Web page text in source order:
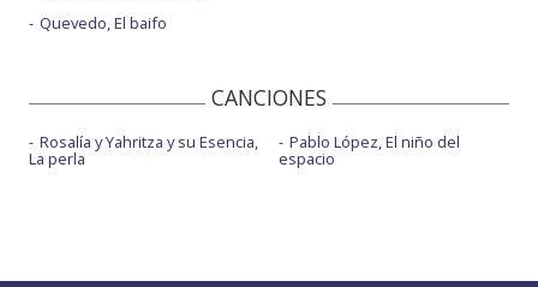
Quevedo, El baifo
CANCIONES
Rosalía y Yahritza y su Esencia,
La perla
Pablo López, El niño del
espacio